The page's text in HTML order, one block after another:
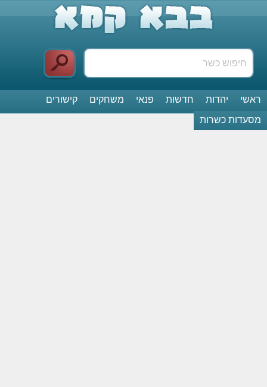
ראשי יהדות חדשות פנאי משחקים
קישורים
מסעדות כשרות